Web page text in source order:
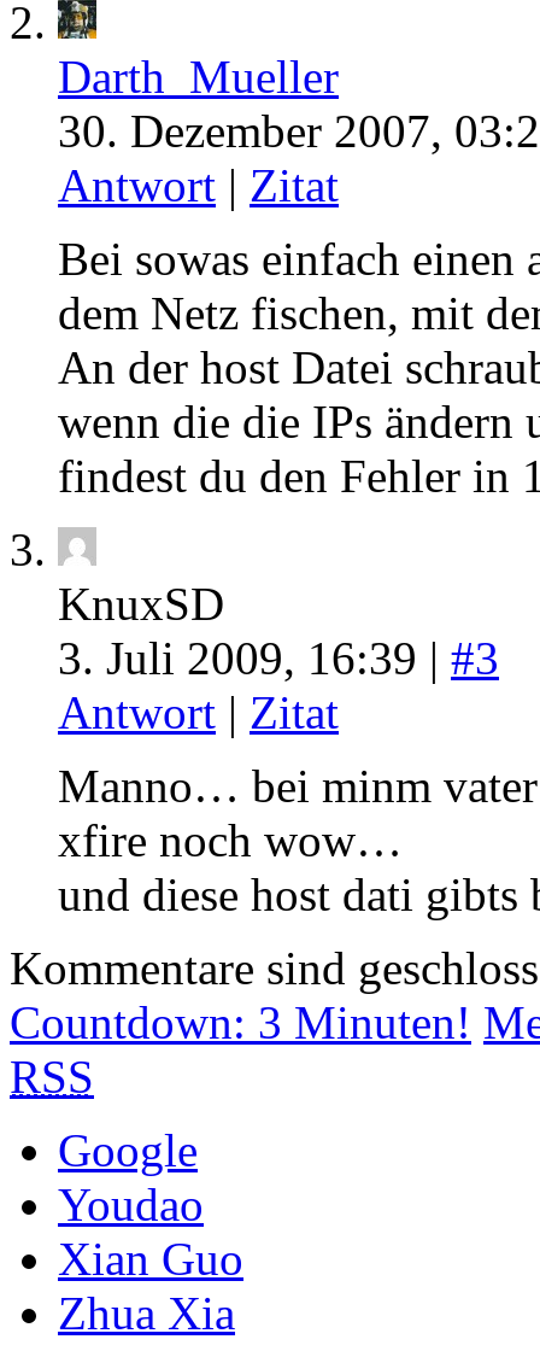
Darth_Mueller
30. Dezember 2007,
Antwort | Zitat
Bei sowas einfach
dem Netz fischen, mit
An der host Datei
wenn die die IPs ändern
findest du den Fehler in
KnuxSD
3. Juli 2009, 16:39 | #3
Antwort | Zitat
Manno… bei minm vater
xfire noch wow…
und diese host dati
Kommentare sind
Countdown: 3 Minuten!
RSS
Google
Youdao
Xian Guo
Zhua Xia